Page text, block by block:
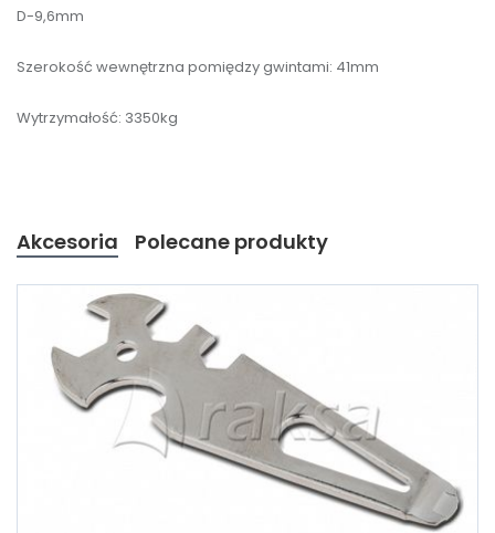
D-9,6mm
Szerokość wewnętrzna pomiędzy gwintami: 41mm
Wytrzymałość: 3350kg
Akcesoria Polecane produkty